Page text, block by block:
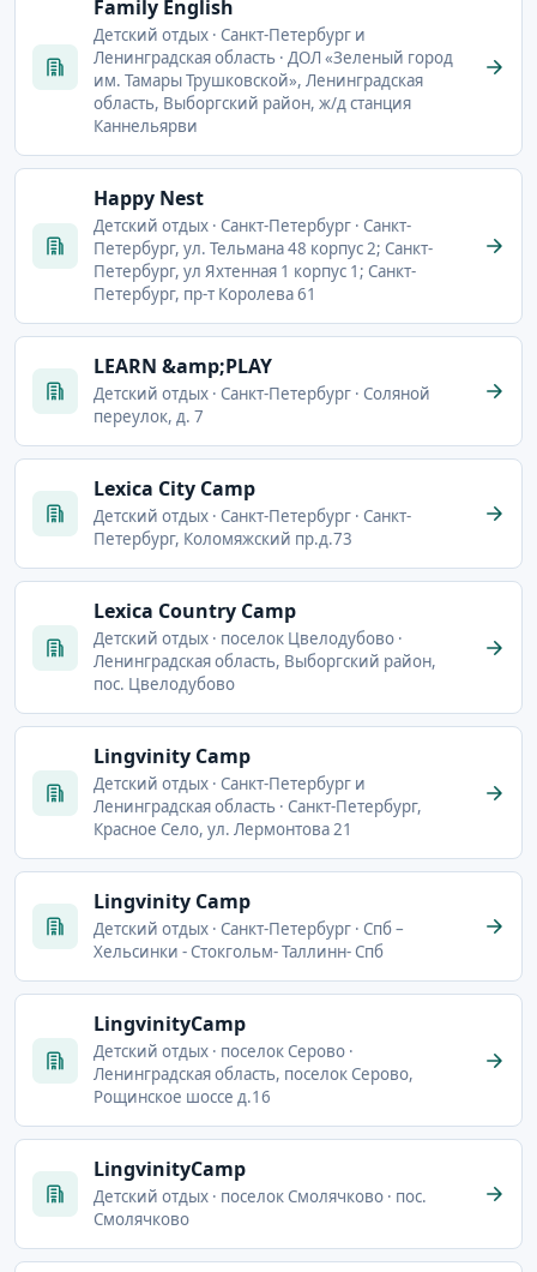
Family English
Детский отдых · Санкт-Петербург и
Ленинградская область · ДОЛ «Зеленый город
им. Тамары Трушковской», Ленинградская
область, Выборгский район, ж/д станция
Каннельярви
Happy Nest
Детский отдых · Санкт-Петербург · Санкт-
Петербург, ул. Тельмана 48 корпус 2; Санкт-
Петербург, ул Яхтенная 1 корпус 1; Санкт-
Петербург, пр-т Королева 61
LEARN &amp;PLAY
Детский отдых · Санкт-Петербург · Соляной
переулок, д. 7
Lexica City Camp
Детский отдых · Санкт-Петербург · Санкт-
Петербург, Коломяжский пр.д.73
Lexica Country Camp
Детский отдых · поселок Цвелодубово ·
Ленинградская область, Выборгский район,
пос. Цвелодубово
Lingvinity Camp
Детский отдых · Санкт-Петербург и
Ленинградская область · Санкт-Петербург,
Красное Село, ул. Лермонтова 21
Lingvinity Camp
Детский отдых · Санкт-Петербург · Спб –
Хельсинки - Стокгольм- Таллинн- Спб
LingvinityCamp
Детский отдых · поселок Серово ·
Ленинградская область, поселок Серово,
Рощинское шоссе д.16
LingvinityCamp
Детский отдых · поселок Смолячково · пос.
Смолячково